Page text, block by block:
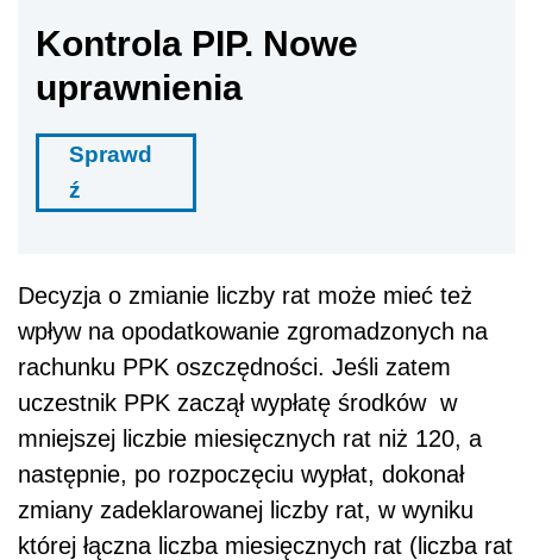
Kontrola PIP. Nowe
uprawnienia
Sprawd
ź
Decyzja o zmianie liczby rat może mieć też
wpływ na opodatkowanie zgromadzonych na
rachunku PPK oszczędności. Jeśli zatem
uczestnik PPK zaczął wypłatę środków w
mniejszej liczbie miesięcznych rat niż 120, a
następnie, po rozpoczęciu wypłat, dokonał
zmiany zadeklarowanej liczby rat, w wyniku
której łączna liczba miesięcznych rat (liczba rat